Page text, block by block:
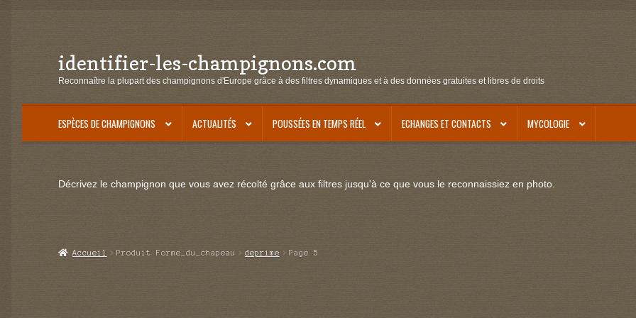
Aller
à
navigation
Aller
au
identifier-les-champignons.com
Reconnaître la plupart des champignons d'Europe grâce à des filtres dynamiques et à des données gratuites et libres de droits
ESPÈCES DE CHAMPIGNONS ACTUALITÉS POUSSÉES EN TEMPS RÉEL ECHANGES ET CONTACTS MYCOLOGIE
Décrivez le champignon que vous avez récolté grâce aux filtres jusqu'à ce que vous le reconnaissiez en photo.
Accueil Produit Forme_du_chapeau deprime Page 5